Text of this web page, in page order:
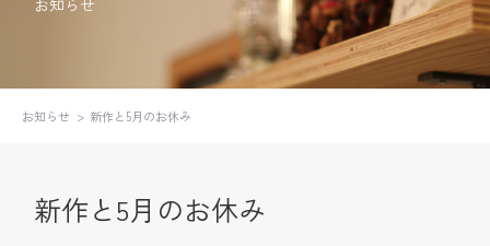
お知らせ 新作と5月のお休み
新作と5月のお休み